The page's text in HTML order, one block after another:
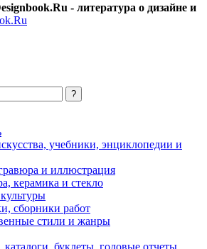
- литература о дизайне и
?
учебники, энциклопедии и
и иллюстрация
керамика и стекло
сборники работ
стили и жанры
буклеты, годовые отчеты